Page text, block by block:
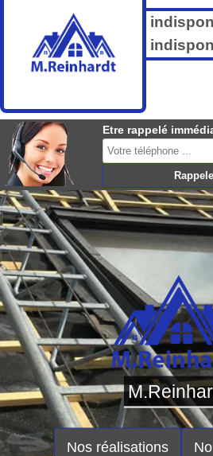
Etre rappelé
Nos réalisations